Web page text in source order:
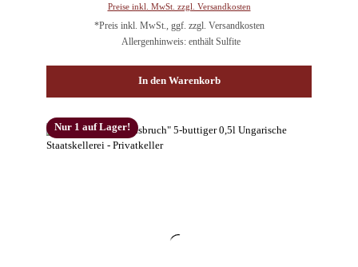
Preise inkl. MwSt. zzgl. Versandkosten
*Preis inkl. MwSt., ggf. zzgl. Versandkosten
Allergenhinweis: enthält Sulfite
In den Warenkorb
Nur 1 auf Lager!